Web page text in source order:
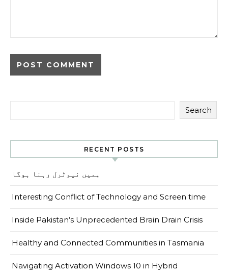
Search
RECENT POSTS
ہمیں نیوٹرل رہنا ہوگا
Interesting Conflict of Technology and Screen time
Inside Pakistan’s Unprecedented Brain Drain Crisis
Healthy and Connected Communities in Tasmania
Navigating Activation Windows 10 in Hybrid